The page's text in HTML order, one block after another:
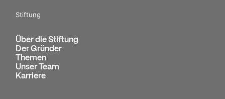
Stiftung
Über die Stiftung
Der Gründer
Themen
Unser Team
Karriere